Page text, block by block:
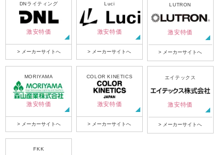
DNライティング
激安特価
> メーカーサイトへ
Luci
激安特価
> メーカーサイトへ
LUTRON
激安特価
> メーカーサイトへ
MORIYAMA
激安特価
> メーカーサイトへ
COLOR KINETICS
激安特価
> メーカーサイトへ
エイテックス
激安特価
> メーカーサイトへ
FKK